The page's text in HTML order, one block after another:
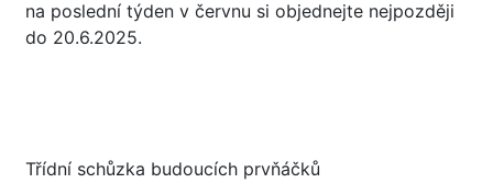
na poslední týden v červnu si objednejte nejpozději
do 20.6.2025.
Třídní schůzka budoucích prvňáčků